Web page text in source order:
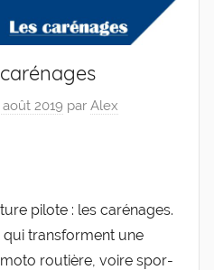
août 2019 par Alex
pilote : les caré­nages.
trans­forment une
rou­tière, voire spor­